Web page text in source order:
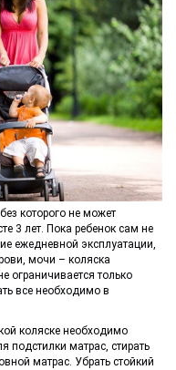
которого не может
3 лет. Пока ребенок сам не
ежедневной эксплуатации,
мочи – коляска
ограничивается только
все необходимо в
коляске необходимо
подстилки матрас, стирать
матрас. Убрать стойкий